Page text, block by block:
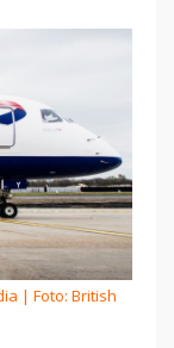
| Foto: British